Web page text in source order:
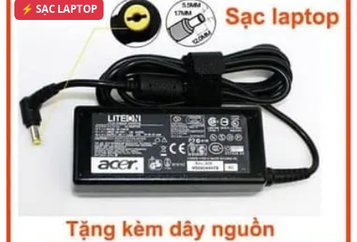
⚡ SẠC LAPTOP